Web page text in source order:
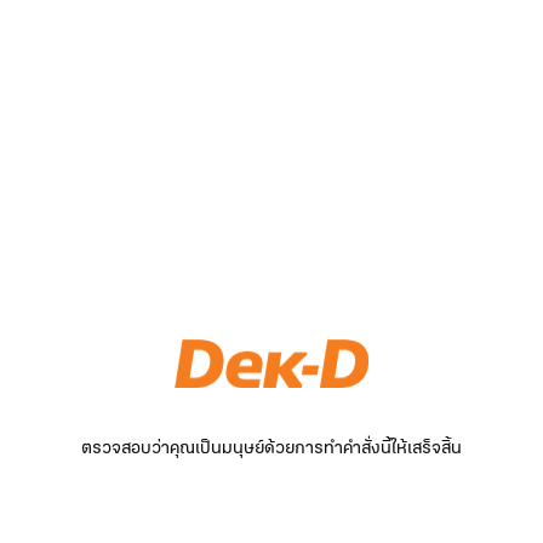
ตรวจสอบว่าคุณเป็นมนุษย์ด้วยการทำคำสั่งนี้ให้เสร็จสิ้น